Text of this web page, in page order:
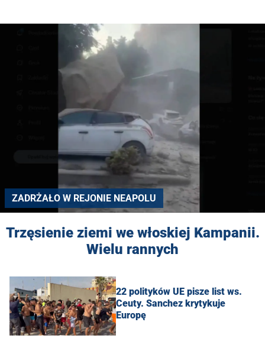
ZADRŻAŁO W REJONIE NEAPOLU
Trzęsienie ziemi we włoskiej Kampanii.
Wielu rannych
22 polityków UE pisze list ws.
Ceuty. Sanchez krytykuje
Europę